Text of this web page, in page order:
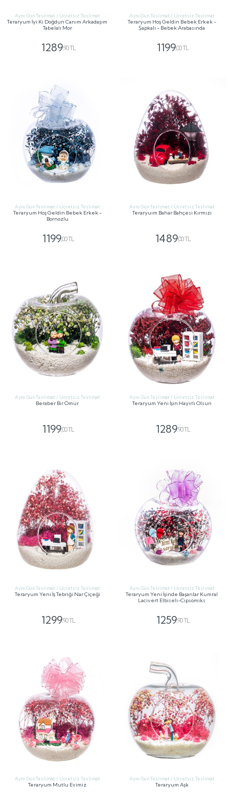
Aynı Gün Teslimat / Ücretsiz Teslimat
Teraryum İyi Ki Doğdun Canım Arkadaşım
Tabelalı Mor
1289,90 TL
Aynı Gün Teslimat / Ücretsiz Teslimat
Teraryum Hoş Geldin Bebek Erkek -
Şapkalı - Bebek Arabasında
1199,00 TL
Aynı Gün Teslimat / Ücretsiz Teslimat
Teraryum Hoş Geldin Bebek Erkek -
Bornozlu
1199,00 TL
Aynı Gün Teslimat / Ücretsiz Teslimat
Teraryuım Bahar Bahçesi Kırmızı
1489,00 TL
Aynı Gün Teslimat / Ücretsiz Teslimat
Beraber Bir Ömür
1199,00 TL
Aynı Gün Teslimat / Ücretsiz Teslimat
Teraryum Yeni İşin Hayırlı Olsun
1289,90 TL
Aynı Gün Teslimat / Ücretsiz Teslimat
Teraryum Yeni İş Tebriği Nar Çiçeği
1299,90 TL
Aynı Gün Teslimat / Ücretsiz Teslimat
Teraryum Yeni İşinde Başarılar Kumral
Lacivert Elbiseli-Cipsomiks
1259,90 TL
Aynı Gün Teslimat / Ücretsiz Teslimat
Teraryum Mutlu Evimiz
Aynı Gün Teslimat / Ücretsiz Teslimat
Teraryum Aşk